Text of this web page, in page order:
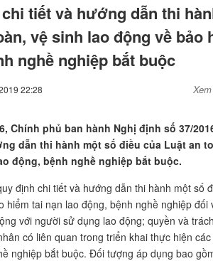
tiết và hướng dẫn thi
vệ sinh lao động về bảo
nghề nghiệp bắt buộc
22:28
Chính phủ ban hành Nghị định số 37/
dẫn thi hành một số điều của Luật an
động, bệnh nghề nghiệp bắt buộc.
định chi tiết và hướng dẫn thi hành một số
hiểm tai nạn lao động, bệnh nghề nghiệp
với người sử dụng lao động; quyền và
có liên quan trong triển khai thực hiện
nghiệp bắt buộc. Đối tượng áp dụng bao